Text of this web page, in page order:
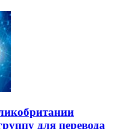
для перевода